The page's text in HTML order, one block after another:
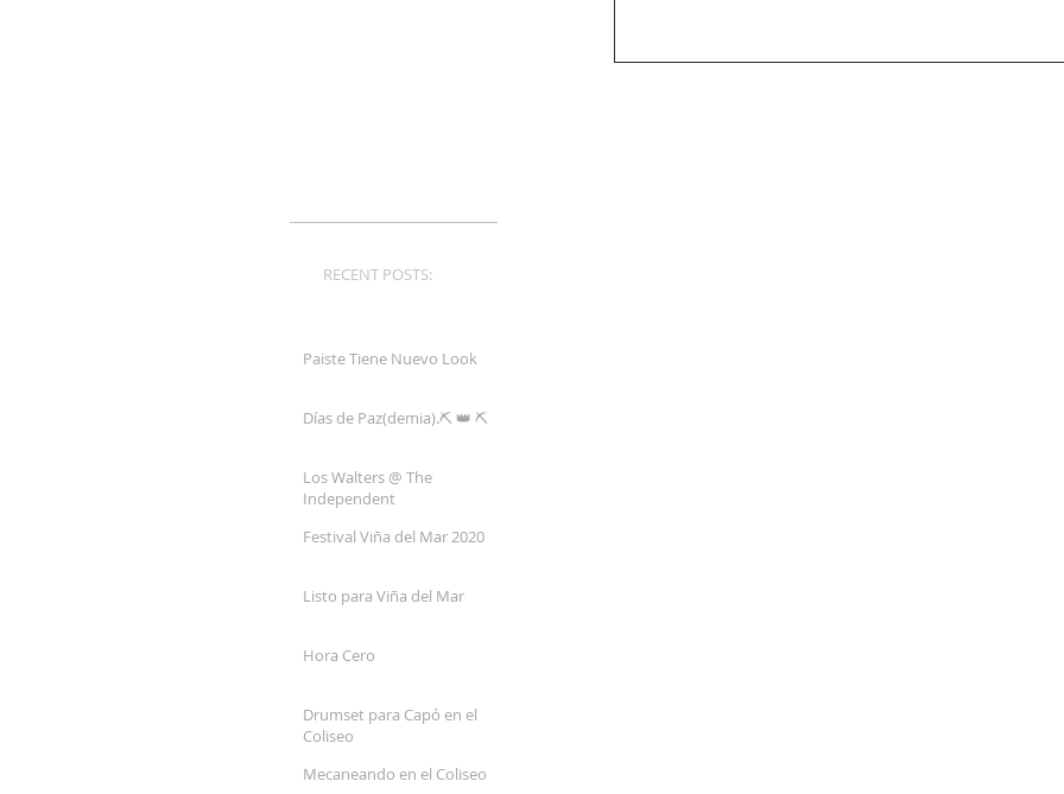
RECENT POSTS:
Paiste Tiene Nuevo Look
Días de Paz(demia).⛏ 👑 ⛏
Los Walters @ The
Independent
Festival Viña del Mar 2020
Listo para Viña del Mar
Hora Cero
Drumset para Capó en el
Coliseo
Mecaneando en el Coliseo